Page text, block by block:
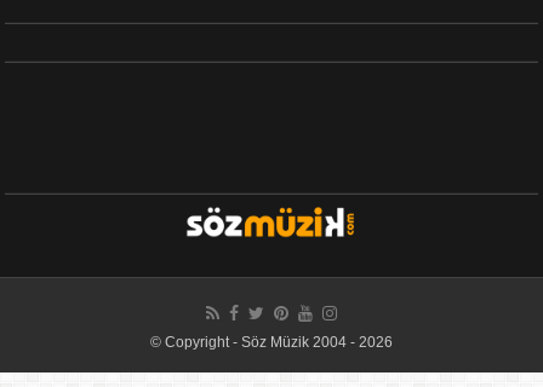
© Copyright - Söz Müzik 2004 - 2026